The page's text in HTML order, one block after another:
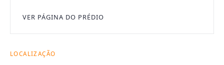
VER PÁGINA DO PRÉDIO
LOCALIZAÇÃO